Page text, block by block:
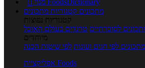

מנוי FoodsDictionary
מתכונים קטגוריות מתכונים
קטגוריות נפוצות
לסוכרתיים טרנדים בעולם האוכל
מיוחדים
מתכונים לפי חגים ועונות לפי שיטות הכנה
אפליקציית Foods